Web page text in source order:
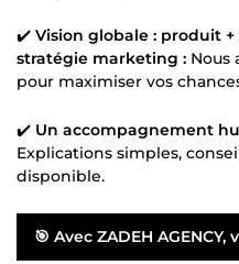
✔️ Vision globale : produit
stratégie marketing : Nous
pour maximiser vos
✔️ Un accompagnement
Explications simples,
disponible.
🎯 Avec ZADEH